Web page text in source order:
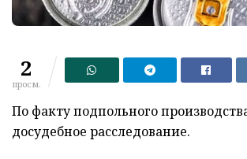
2
просм.
По факту подпольного
досудебное расследование.